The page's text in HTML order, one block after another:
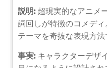
説明: 超現実的なアニメ
詞回しが特徴のコメデ
テーマを奇抜な表現方法
事実: キャラクターデザ